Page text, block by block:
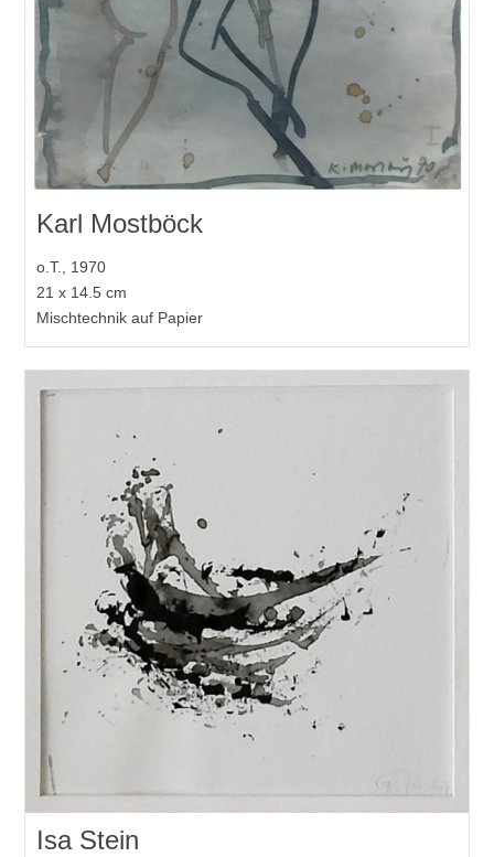
Karl Mostböck
o.T., 1970
21 x 14.5 cm
Mischtechnik auf Papier
Isa Stein